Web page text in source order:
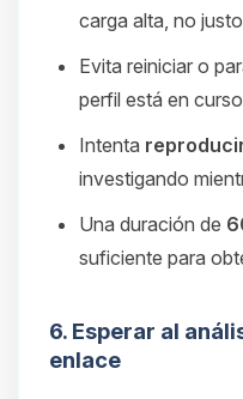
carga alta, no
Evita reiniciar o
perfil está en
Intenta
investigando
Una duración de
suficiente para
6. Esperar al
enlace